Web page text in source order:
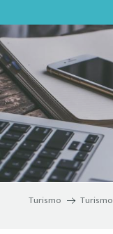
au
contenu
principal
Turismo Turismo